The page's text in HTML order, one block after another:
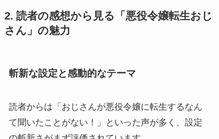
2. 読者の感想から見る「悪役令嬢転生おじ
さん」の魅力
斬新な設定と感動的なテーマ
読者からは「おじさんが悪役令嬢に転生するなん
て聞いたことがない！」といった声が多く、設定